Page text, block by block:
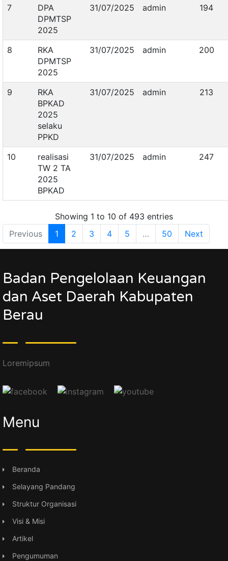
7
DPA
DPMTSP
2025
31/07/2025 admin 194
8
RKA
DPMTSP
2025
31/07/2025 admin 200
9
RKA
BPKAD
2025
selaku
PPKD
31/07/2025 admin 213
10
realisasi
TW 2 TA
2025
BPKAD
31/07/2025 admin 247
Showing 1 to 10 of 493 entries
Previous
1 2 3 4 5 … 50 Next
Badan Pengelolaan Keuangan
dan Aset Daerah Kabupaten
Berau
Loremipsum
Menu
Beranda
Selayang Pandang
Struktur Organisasi
Visi & Misi
Artikel
Pengumuman